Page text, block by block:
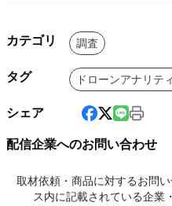
カテゴリ 調査
タグ ドローンアナリテ
シェア
配信企業へのお問い合わせ
取材依頼・商品に対するお問
ス内に記載されている企業